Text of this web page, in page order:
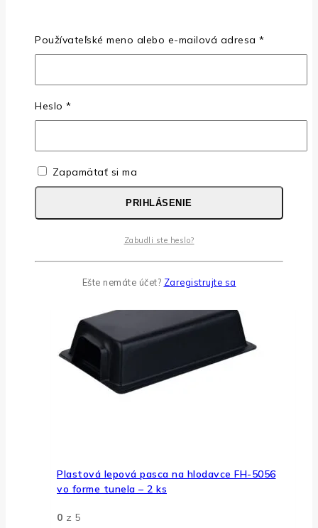
Súvisiace produkty
PRIDAŤ DO
Plastová lepová pasca na hlodavce FH-5056
vo forme tunela – 2 ks
0 z 5
Používateľské meno alebo e-mailová adresa *Povinné
Heslo *Povinné
Zapamätať si ma
PRIHLÁSENIE
Zabudli ste heslo?
Ešte nemáte účet? Zaregistrujte sa